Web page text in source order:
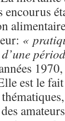
«
est le fait